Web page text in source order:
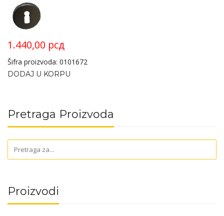
1.440,00 рсд
Šifra proizvoda: 0101672
DODAJ U KORPU
Pretraga Proizvoda
Proizvodi